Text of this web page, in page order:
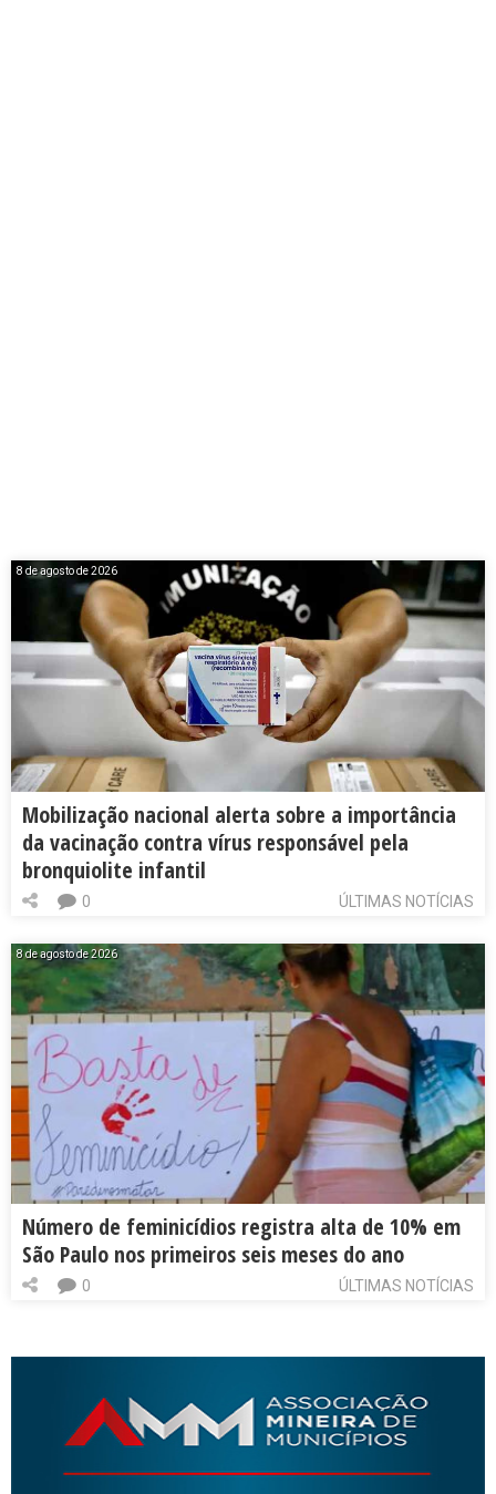
8 de agosto de 2026
Mobilização nacional alerta sobre a importância
da vacinação contra vírus responsável pela
bronquiolite infantil
ÚLTIMAS NOTÍCIAS
0
8 de agosto de 2026
Número de feminicídios registra alta de 10% em
São Paulo nos primeiros seis meses do ano
ÚLTIMAS NOTÍCIAS
0